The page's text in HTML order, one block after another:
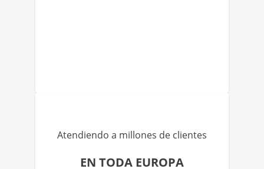
Atendiendo a millones de clientes
EN TODA EUROPA